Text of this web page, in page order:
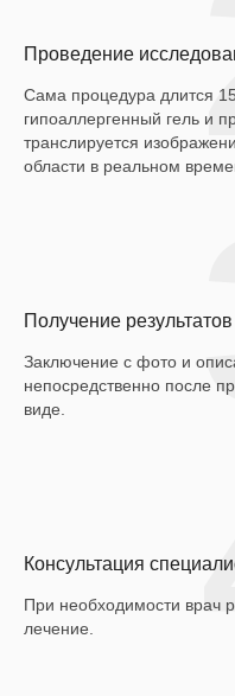
Проведение
Сама процедура длится
гипоаллергенный гель и
транслируется
области в реальном
Получение результатов
Заключение с фото и
непосредственно после
виде.
Консультация
При необходимости врач
лечение.